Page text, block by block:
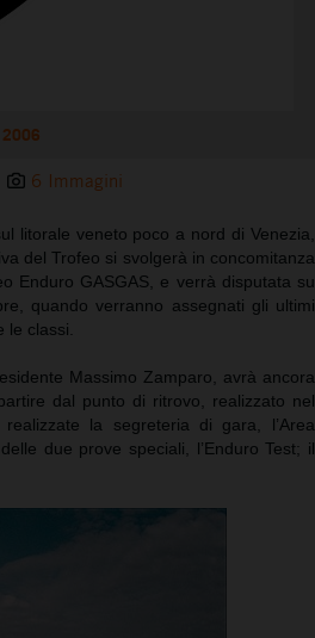
2006
6 Immagini
litorale veneto poco a nord di Venezia,
del Trofeo si svolgerà in concomitanza
Enduro GASGAS, e verrà disputata su
quando verranno assegnati gli ultimi
classi.
Massimo Zamparo, avrà ancora
dal punto di ritrovo, realizzato nel
la segreteria di gara, l’Area
due prove speciali, l’Enduro Test; il